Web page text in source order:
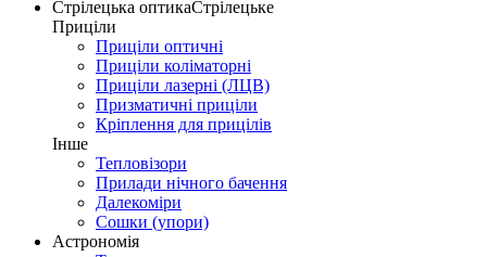
Стрілецька оптикаСтрілецьке
Приціли
Приціли оптичні
Приціли коліматорні
Приціли лазерні (ЛЦВ)
Призматичні приціли
Кріплення для прицілів
Інше
Тепловізори
Прилади нічного бачення
Далекоміри
Сошки (упори)
Астрономія